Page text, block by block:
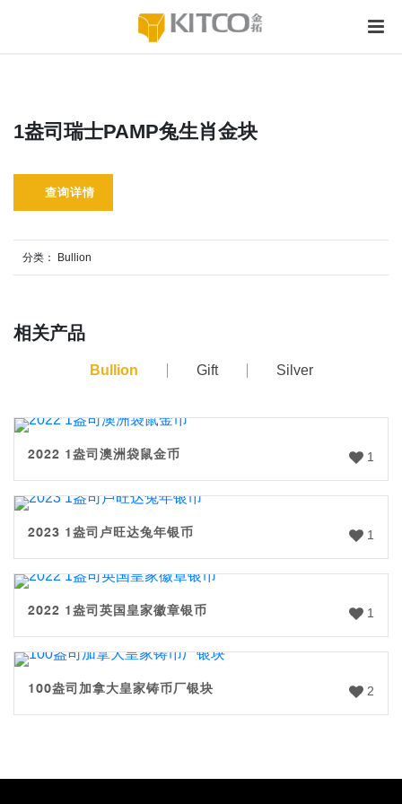
1盎司瑞士PAMP兔生肖金块
查询详情
分类： Bullion
相关产品
Bullion Gift Silver
1
2022 1盎司澳洲袋鼠金币
1
2023 1盎司卢旺达兔年银币
1
2022 1盎司英国皇家徽章银币
2
100盎司加拿大皇家铸币厂银块